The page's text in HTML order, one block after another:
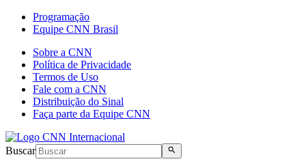
Programação
Equipe CNN Brasil
Sobre a CNN
Política de Privacidade
Termos de Uso
Fale com a CNN
Distribuição do Sinal
Faça parte da Equipe CNN
Buscar